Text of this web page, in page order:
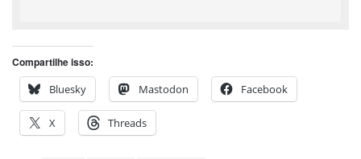
Compartilhe isso:
Bluesky
Mastodon Facebook
X Threads